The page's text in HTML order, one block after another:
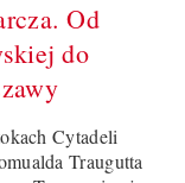
Od
do
Cytadeli
Traugutta